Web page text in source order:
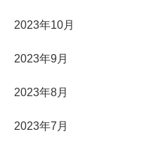
2023年10月
2023年9月
2023年8月
2023年7月